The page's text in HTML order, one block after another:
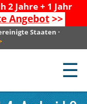
2 Jahre + 1 Jahr
Angebot>>
Staaten ·
☰